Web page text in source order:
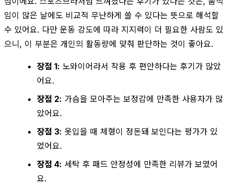
임이 많은 날에도 비교적 무난하게 쓸 수 있다는 뜻으로 해석할
수 있어요. 다만 운동 강도에 따라 지지력이 더 필요한 사람도 있
으니, 이 부분은 개인의 활동량에 맞춰 판단하는 것이 좋아요.
장점 1: 노와이어라서 착용 후 편안하다는 후기가 많았
어요.
장점 2: 가슴을 모아주는 보정감에 만족한 사용자가 많
았어요.
장점 3: 옷입을 때 체형이 정돈돼 보인다는 평가가 있
었어요.
장점 4: 세탁 후 패드 안정성에 만족한 리뷰가 보였어
요.